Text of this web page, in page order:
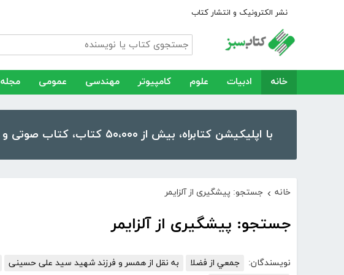
نشر الکترونیک و انتشار کتاب
خانه ادبیات علوم کامپیوتر مهندسی عمومی مجله
با اپلیکیشن کتابراه، بیش از ۵۰،۰۰۰ کتاب، کتاب صوتی و رمان را در موبایل و تبلت خود داشته باشید!
خانه › جستجو: پیشگیری از آلزایمر
جستجو: پیشگیری از آلزایمر
نویسندگان: جمعي از فضلا به نقل از همسر و فرزند شهید سید علی حسینی